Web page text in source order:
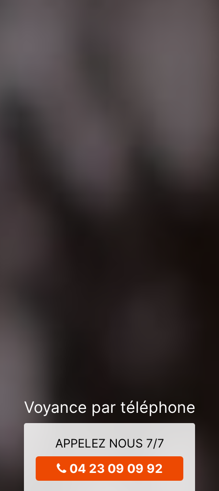
Voyance par téléphone
APPELEZ NOUS 7/7
04 23 09 09 92